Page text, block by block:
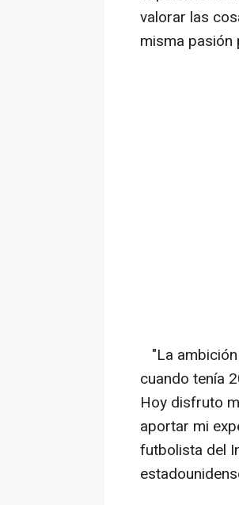
valorar las
misma
"La
cuando tenía
Hoy disfruto
aportar mi
futbolista del